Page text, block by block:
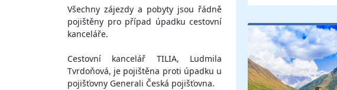
Všechny zájezdy a pobyty jsou řádně
pojištěny pro případ úpadku cestovní
kanceláře.
Cestovní kancelář TILIA, Ludmila
Tvrdoňová, je pojištěna proti úpadku u
pojišťovny Generali Česká pojišťovna.